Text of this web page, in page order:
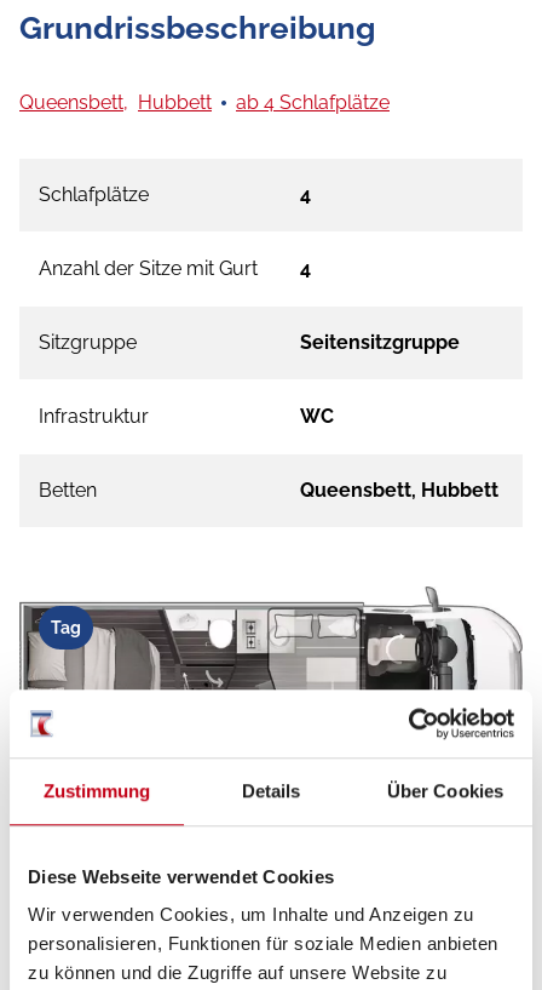
Zustimmung Details Über Cookies
Diese Webseite verwendet Cookies
Wir verwenden Cookies, um Inhalte und Anzeigen zu
personalisieren, Funktionen für soziale Medien anbieten
zu können und die Zugriffe auf unsere Website zu
Grundrissbeschreibung
Queensbett, Hubbett ab 4 Schlafplätze
Schlafplätze 4
Anzahl der Sitze mit Gurt 4
Sitzgruppe Seitensitzgruppe
Infrastruktur WC
Betten Queensbett, Hubbett
Tag
Beschreibung